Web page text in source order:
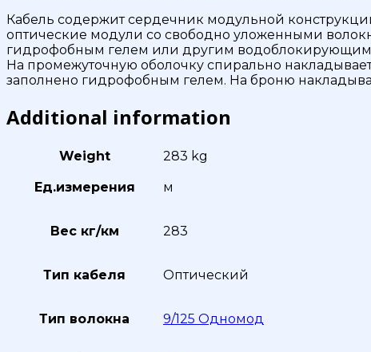
Кабель содержит сердечник модульной
оптические модули со свободно уложенными
гидрофобным гелем или другим водоблокирующим
На промежуточную оболочку спирально
заполнено гидрофобным гелем. На броню
Additional information
Weight 283 kg
Ед.измерения м
Вес кг/км 283
Тип кабеля Оптический
Тип волокна 9/125 Одномод